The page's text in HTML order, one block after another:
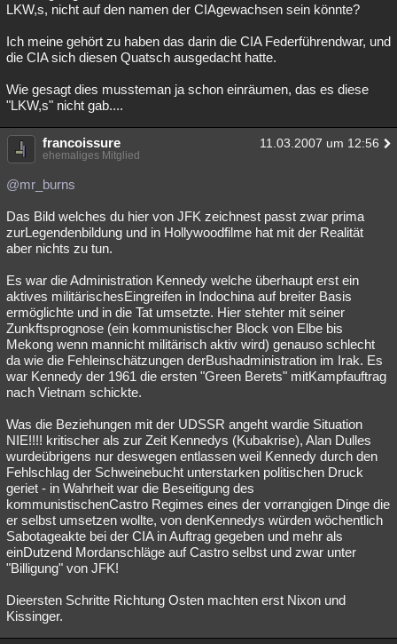
LKW,s, nicht auf den namen der CIAgewachsen sein könnte?
Ich meine gehört zu haben das darin die CIA Federführendwar, und
die CIA sich diesen Quatsch ausgedacht hatte.
Wie gesagt dies mussteman ja schon einräumen, das es diese
"LKW,s" nicht gab....
francoissure 11.03.2007 um 12:56
ehemaliges Mitglied
@mr_burns
Das Bild welches du hier von JFK zeichnest passt zwar prima
zurLegendenbildung und in Hollywoodfilme hat mit der Realität
aber nichts zu tun.
Es war die Administration Kennedy welche überhaupt erst ein
aktives militärischesEingreifen in Indochina auf breiter Basis
ermöglichte und in die Tat umsetzte. Hier stehter mit seiner
Zunkftsprognose (ein kommunistischer Block von Elbe bis
Mekong wenn mannicht militärisch aktiv wird) genauso schlecht
da wie die Fehleinschätzungen derBushadministration im Irak. Es
war Kennedy der 1961 die ersten "Green Berets" mitKampfauftrag
nach Vietnam schickte.
Was die Beziehungen mit der UDSSR angeht wardie Situation
NIE!!!! kritischer als zur Zeit Kennedys (Kubakrise), Alan Dulles
wurdeübrigens nur deswegen entlassen weil Kennedy durch den
Fehlschlag der Schweinebucht unterstarken politischen Druck
geriet - in Wahrheit war die Beseitigung des
kommunistischenCastro Regimes eines der vorrangigen Dinge die
er selbst umsetzen wollte, von denKennedys würden wöchentlich
Sabotageakte bei der CIA in Auftrag gegeben und mehr als
einDutzend Mordanschläge auf Castro selbst und zwar unter
"Billigung" von JFK!
Dieersten Schritte Richtung Osten machten erst Nixon und
Kissinger.